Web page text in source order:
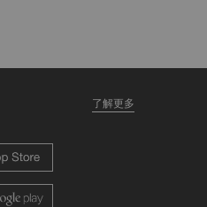
了解更多